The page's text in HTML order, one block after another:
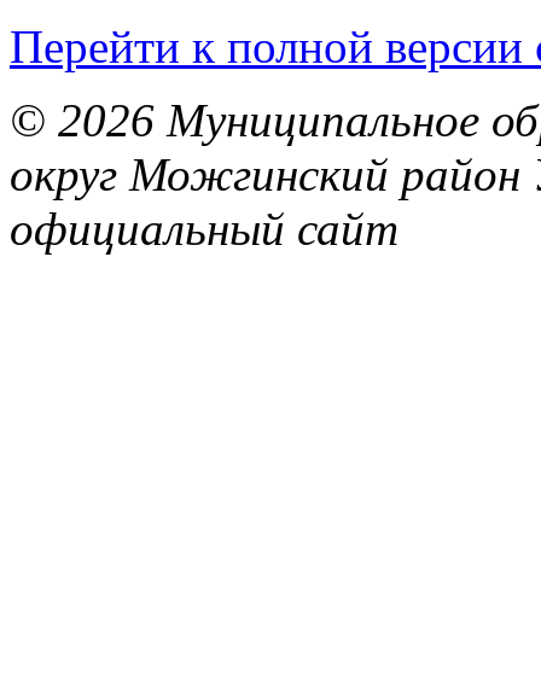
Перейти к полной версии
© 2026 Муниципальное
округ Можгинский район
официальный сайт